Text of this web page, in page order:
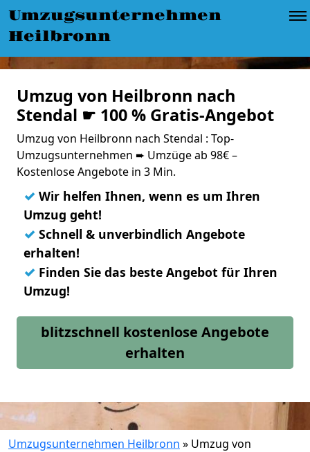
Umzugsunternehmen
Heilbronn
Umzug von Heilbronn nach
Stendal ☛ 100 % Gratis-Angebot
Umzug von Heilbronn nach Stendal : Top-
Umzugsunternehmen ➨ Umzüge ab 98€ –
Kostenlose Angebote in 3 Min.
✓ Wir helfen Ihnen, wenn es um Ihren
Umzug geht!
✓ Schnell & unverbindlich Angebote
erhalten!
✓ Finden Sie das beste Angebot für Ihren
Umzug!
blitzschnell kostenlose Angebote
erhalten
Umzugsunternehmen Heilbronn » Umzug von